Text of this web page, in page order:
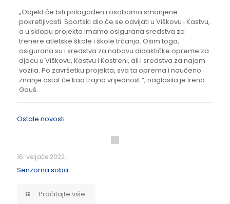
„Objekt će biti prilagođen i osobama smanjene
pokretljivosti. Sportski dio će se odvijati u Viškovu i Kastvu,
a u sklopu projekta imamo osigurana sredstva za
trenere atletske škole i škole trčanja. Osim toga,
osigurana su i sredstva za nabavu didaktičke opreme za
djecu u Viškovu, Kastvu i Kostreni, ali i sredstva za najam
vozila. Po završetku projekta, sva ta oprema i naučeno
znanje ostat će kao trajna vrijednost.“, naglasila je Irena
Gauš.
Ostale novosti
16. veljače 2022.
Senzorna soba
Pročitajte više